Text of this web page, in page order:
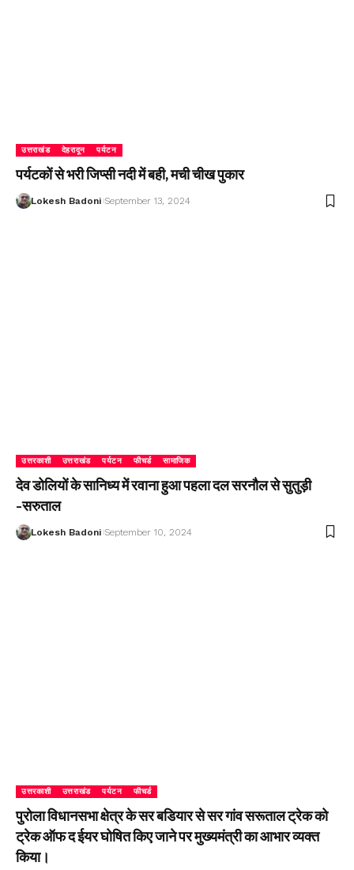
उत्तराखंड देहरादून पर्यटन
पर्यटकों से भरी जिप्सी नदी में बही, मची चीख पुकार
Lokesh Badoni September 13, 2024
उत्तरकाशी उत्तराखंड पर्यटन फीचर्ड सामाजिक
देव डोलियों के सानिध्य में रवाना हुआ पहला दल सरनौल से सुतुड़ी
-सरुताल
Lokesh Badoni September 10, 2024
उत्तरकाशी उत्तराखंड पर्यटन फीचर्ड
पुरोला विधानसभा क्षेत्र के सर बडियार से सर गांव सरूताल ट्रेक को
ट्रेक ऑफ द ईयर घोषित किए जाने पर मुख्यमंत्री का आभार व्यक्त
किया।